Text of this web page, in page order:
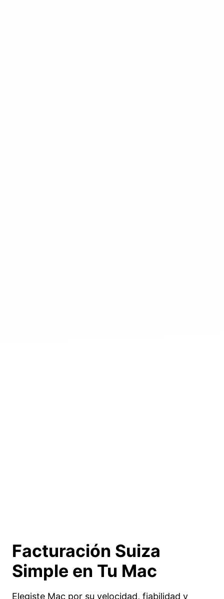
Facturación Suiza
Simple en Tu Mac
Elegiste Mac por su velocidad, fiabilidad y